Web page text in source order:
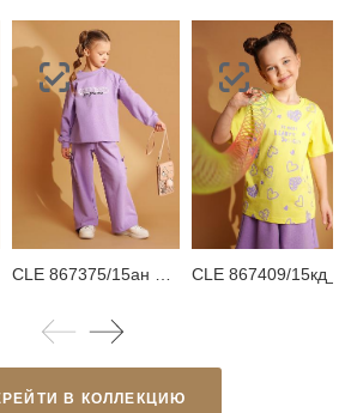
В КОЛЛЕКЦИЮ